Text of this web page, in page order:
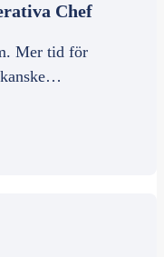
Chef
Mer tid för